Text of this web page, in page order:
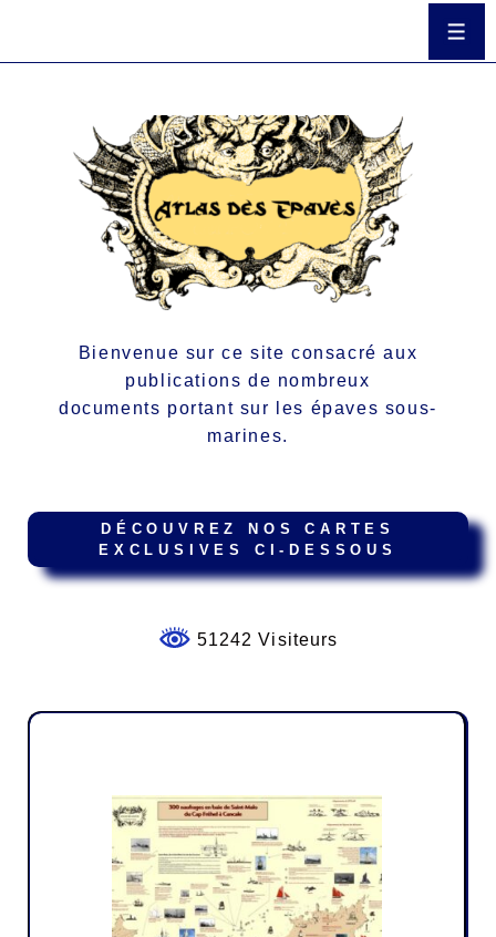
Bienvenue sur ce site consacré aux
publications de nombreux
documents portant sur les épaves sous-
marines.
DÉCOUVREZ NOS CARTES
EXCLUSIVES CI-DESSOUS
51242 Visiteurs